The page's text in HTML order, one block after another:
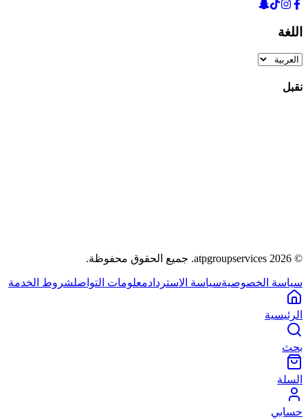
اللغة
نقبل
©
2026 جميع الحقوق محفوظة.
سياسة الخصوصيةسياسة الاستردادمعلومات التواصلشروط الخدمة
الرئيسية
بحث
السلة
حسابي